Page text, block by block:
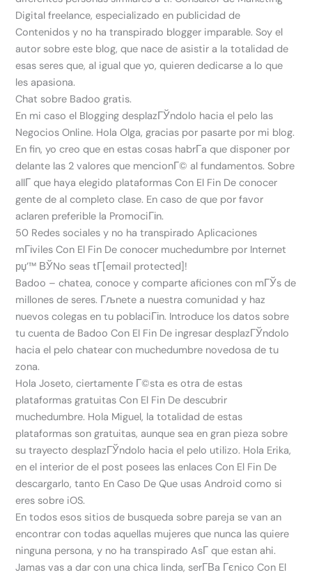
Digital freelance, especializado en publicidad de
Contenidos y no ha transpirado blogger imparable. Soy el
autor sobre este blog, que nace de asistir a la totalidad de
esas seres que, al igual que yo, quieren dedicarse a lo que
les apasiona.
Chat sobre Badoo gratis.
En mi caso el Blogging desplazГЎndolo hacia el pelo las
Negocios Online. Hola Olga, gracias por pasarte por mi blog.
En fin, yo creo que en estas cosas habrГ­a que disponer por
delante las 2 valores que mencionГ© al fundamentos. Sobre
allГ­ que haya elegido plataformas Con El Fin De conocer
gente de al completo clase. En caso de que por favor
aclaren preferible la PromociГіn.
50 Redes sociales y no ha transpirado Aplicaciones
mГіviles Con El Fin De conocer muchedumbre por Internet
рџ’™ ВЎNo seas tГ­[email protected]!
Badoo – chatea, conoce y comparte aficiones con mГЎs de
millones de seres. Гљnete a nuestra comunidad y haz
nuevos colegas en tu poblaciГіn. Introduce los datos sobre
tu cuenta de Badoo Con El Fin De ingresar desplazГЎndolo
hacia el pelo chatear con muchedumbre novedosa de tu
zona.
Hola Joseto, ciertamente Г©sta es otra de estas
plataformas gratuitas Con El Fin De descubrir
muchedumbre. Hola Miguel, la totalidad de estas
plataformas son gratuitas, aunque sea en gran pieza sobre
su trayecto desplazГЎndolo hacia el pelo utilizo. Hola Erika,
en el interior de el post posees las enlaces Con El Fin De
descargarlo, tanto En Caso De Que usas Android como si
eres sobre iOS.
En todos esos sitios de busqueda sobre pareja se van an
encontrar con todas aquellas mujeres que nunca las quiere
ninguna persona, y no ha transpirado AsГ­ que estan ahi.
Jamas vas a dar con una chica linda, serГ­В­a Гєnico Con El